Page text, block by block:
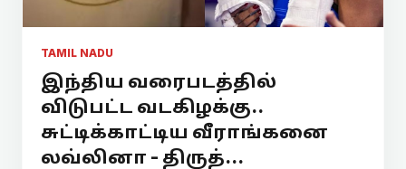
TAMIL NADU
இந்திய வரைபடத்தில்
விடுபட்ட வடகிழக்கு..
சுட்டிக்காட்டிய வீராங்கனை
லவ்லினா - திருத்...